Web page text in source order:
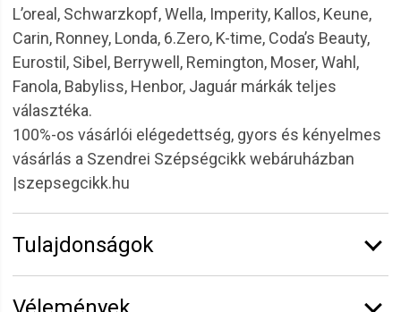
L’oreal, Schwarzkopf, Wella, Imperity, Kallos, Keune,
Carin, Ronney, Londa, 6.Zero, K-time, Coda’s Beauty,
Eurostil, Sibel, Berrywell, Remington, Moser, Wahl,
Fanola, Babyliss, Henbor, Jaguár márkák teljes
választéka.
100%-os vásárlói elégedettség, gyors és kényelmes
vásárlás a Szendrei Szépségcikk webáruházban
|szepsegcikk.hu
Tulajdonságok